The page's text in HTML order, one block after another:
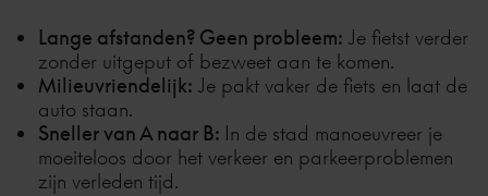
Lange afstanden? Geen probleem: Je fietst verder
zonder uitgeput of bezweet aan te komen.
Milieuvriendelijk: Je pakt vaker de fiets en laat de
auto staan.
Sneller van A naar B: In de stad manoeuvreer je
moeiteloos door het verkeer en parkeerproblemen
zijn verleden tijd.